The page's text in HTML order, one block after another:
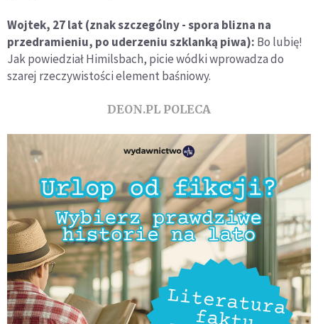
Wojtek, 27 lat (znak szczególny - spora blizna na
przedramieniu, po uderzeniu szklanką piwa): Bo lubię!
Jak powiedział Himilsbach, picie wódki wprowadza do
szarej rzeczywistości element baśniowy.
DEON.PL POLECA